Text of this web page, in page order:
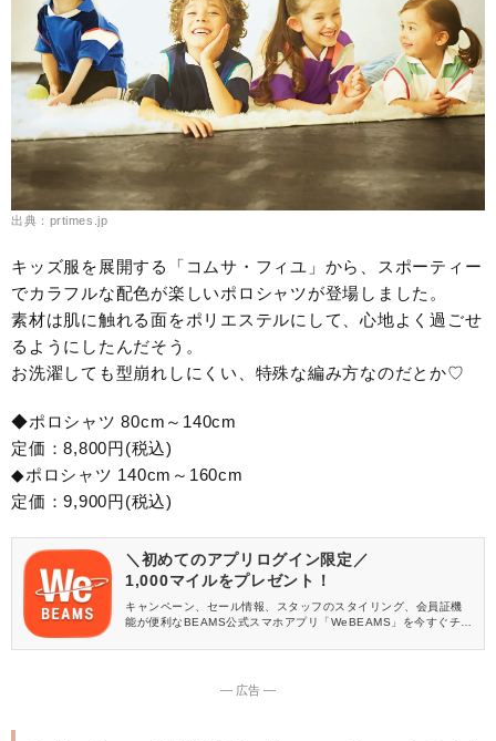
出典：prtimes.jp
キッズ服を展開する「コムサ・フィユ」から、スポーティー
でカラフルな配色が楽しいポロシャツが登場しました。
素材は肌に触れる面をポリエステルにして、心地よく過ごせ
るようにしたんだそう。
お洗濯しても型崩れしにくい、特殊な編み方なのだとか♡
◆ポロシャツ 80cm～140cm
定価：8,800円(税込)
◆ポロシャツ 140cm～160cm
定価：9,900円(税込)
＼初めてのアプリログイン限定／
1,000マイルをプレゼント！
キャンペーン、セール情報、スタッフのスタイリング、会員証機
能が便利なBEAMS公式スマホアプリ「WeBEAMS」を今すぐチェ
― 広告 ―